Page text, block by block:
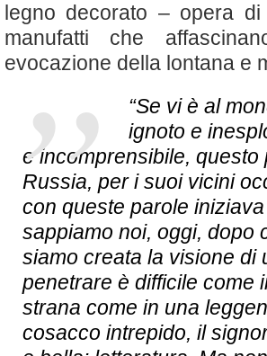
legno decorato – opera
manufatti che
evocazione della lontana e
“Se vi è al
ignoto e
e incomprensibile,
Russia, per i suoi vicini
con queste parole
sappiamo noi, oggi, dopo
siamo creata la visione di
penetrare è difficile come
strana come in una
cosacco intrepido, il